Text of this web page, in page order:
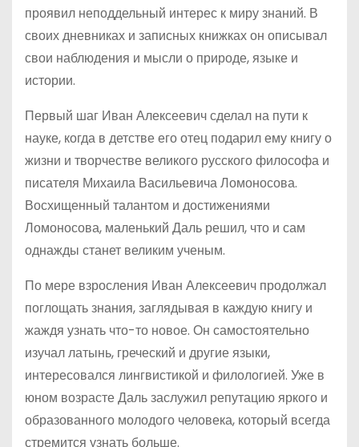
проявил неподдельный интерес к миру знаний. В
своих дневниках и записных книжках он описывал
свои наблюдения и мысли о природе, языке и
истории.
Первый шаг Иван Алексеевич сделал на пути к
науке, когда в детстве его отец подарил ему книгу о
жизни и творчестве великого русского философа и
писателя Михаила Васильевича Ломоносова.
Восхищенный талантом и достижениями
Ломоносова, маленький Даль решил, что и сам
однажды станет великим ученым.
По мере взросления Иван Алексеевич продолжал
поглощать знания, заглядывая в каждую книгу и
жаждя узнать что-то новое. Он самостоятельно
изучал латынь, греческий и другие языки,
интересовался лингвистикой и филологией. Уже в
юном возрасте Даль заслужил репутацию яркого и
образованного молодого человека, который всегда
стремится узнать больше.